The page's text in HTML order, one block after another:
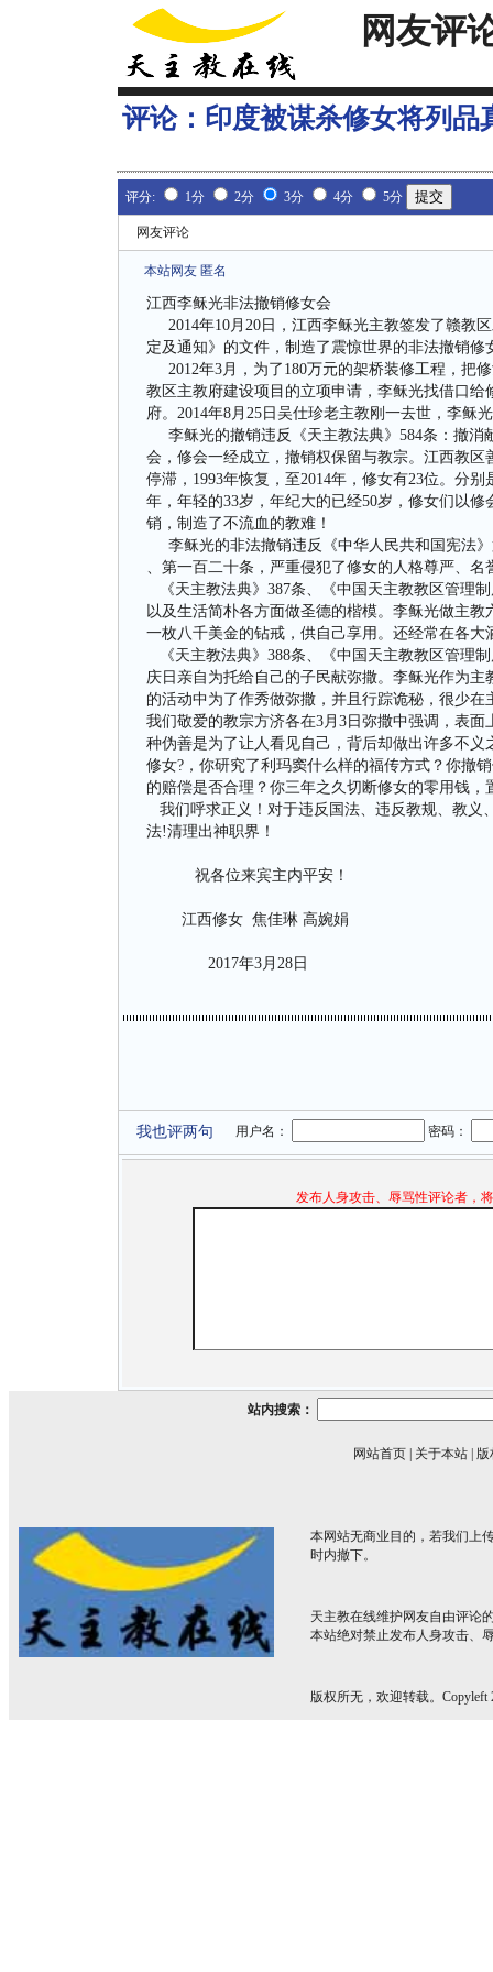
网友评
评论： 印度被谋杀修女将列品
评分: 1分 2分 3分 4分 5分
网友评论
本站网友 匿名
江西李稣光非法撤销修女会
2014年10月20日，江西李稣光主教签发了赣教
定及通知》的文件，制造了震惊世界的非法撤销修
2012年3月，为了180万元的架桥装修工程，把
教区主教府建设项目的立项申请，李稣光找借口
府。2014年8月25日吴仕珍老主教刚一去世，李稣
李稣光的撤销违反《天主教法典》584条：撤消
会，修会一经成立，撤销权保留与教宗。江西教区
停滞，1993年恢复，至2014年，修女有23位。分
年，年轻的33岁，年纪大的已经50岁，修女们以
销，制造了不流血的教难！
李稣光的非法撤销违反《中华人民共和国宪法
、第一百二十条，严重侵犯了修女的人格尊严、名
《天主教法典》387条、《中国天主教教区管理
以及生活简朴各方面做圣德的楷模。李稣光做主
一枚八千美金的钻戒，供自己享用。还经常在各大
《天主教法典》388条、《中国天主教教区管理
庆日亲自为托给自己的子民献弥撒。李稣光作为
的活动中为了作秀做弥撒，并且行踪诡秘，很少在
我们敬爱的教宗方济各在3月3日弥撒中强调，表
种伪善是为了让人看见自己，背后却做出许多不
修女?，你研究了利玛窦什么样的福传方式？你撤
的赔偿是否合理？你三年之久切断修女的零用钱
我们呼求正义！对于违反国法、违反教规、教义
法!清理出神职界！
祝各位来宾主内平安！
江西修女 焦佳琳 高婉娟
2017年3月28日
我也评两句 用户名： 密码：
发布人身攻击、辱骂性评论者，
站内搜索：
网站首页 关于本站 版
本网站无商业目的，若我们上
时内撤下。
天主教在线维护网友自由评论
本站绝对禁止发布人身攻击、
版权所无，欢迎转载。